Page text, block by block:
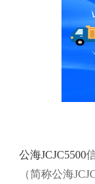
公海JCJC5500
（简称公海